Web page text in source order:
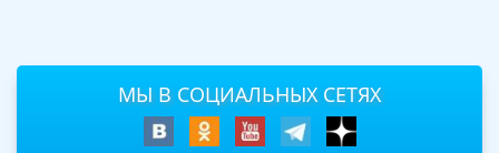
МЫ В СОЦИАЛЬНЫХ СЕТЯХ